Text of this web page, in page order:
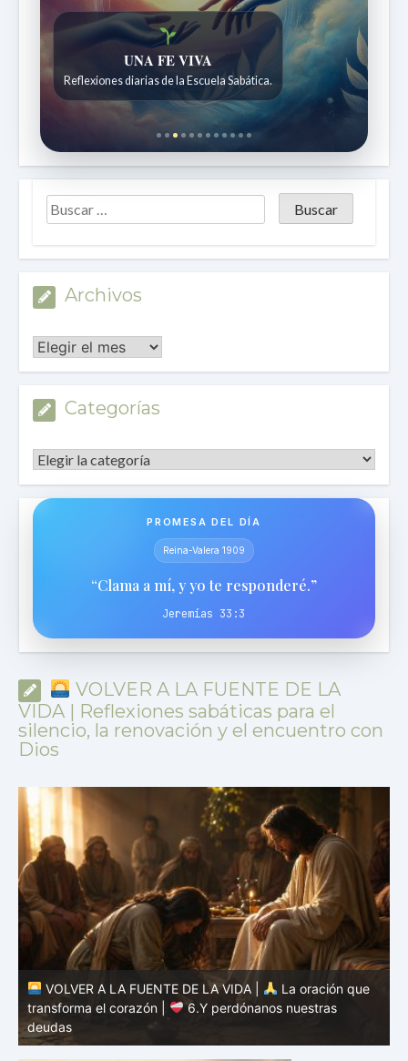
UNA FE VIVA
Reflexiones diarias de la Escuela Sabática.
Archivos
Archivos
Categorías
Categorías
PROMESA DEL DÍA
Reina-Valera 1909
“Clama a mí, y yo te responderé.”
Jeremías 33:3
VOLVER A LA FUENTE DE LA
VIDA | Reflexiones sabáticas para el
silencio, la renovación y el encuentro con
Dios
VOLVER A LA FUENTE DE LA VIDA |
La oración que
transforma el corazón |
6.Y perdónanos nuestras
deudas